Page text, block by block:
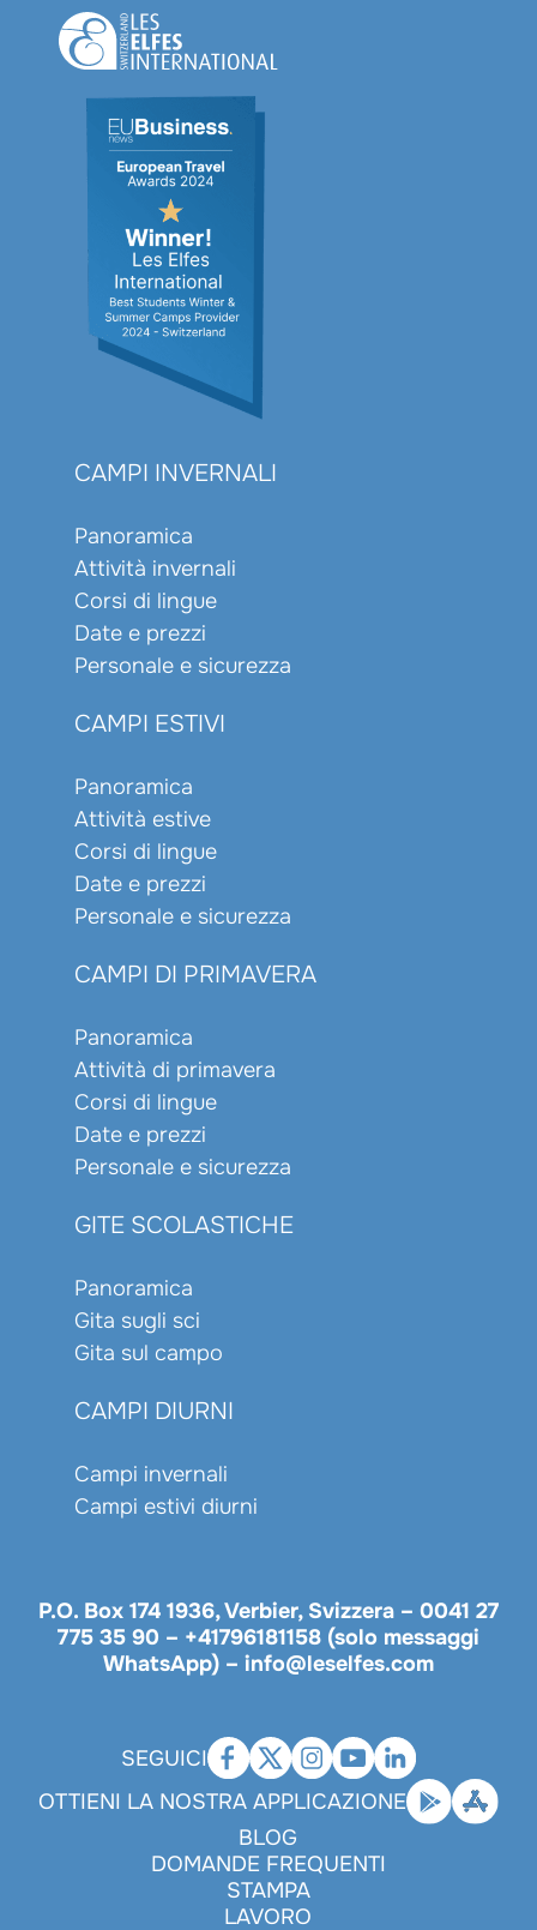
CAMPI INVERNALI
Panoramica
Attività invernali
Corsi di lingue
Date e prezzi
Personale e sicurezza
CAMPI ESTIVI
Panoramica
Attività estive
Corsi di lingue
Date e prezzi
Personale e sicurezza
CAMPI DI PRIMAVERA
Panoramica
Attività di primavera
Corsi di lingue
Date e prezzi
Personale e sicurezza
GITE SCOLASTICHE
Panoramica
Gita sugli sci
Gita sul campo
CAMPI DIURNI
Campi invernali
Campi estivi diurni
P.O. Box 174 1936, Verbier, Svizzera – 0041 27
775 35 90 – +41796181158 (solo messaggi
WhatsApp)– info@leselfes.com
SEGUICI
OTTIENI LA NOSTRA APPLICAZIONE
BLOG
DOMANDE FREQUENTI
STAMPA
LAVORO